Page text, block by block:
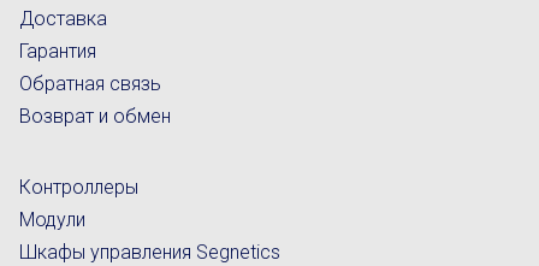
Доставка
Гарантия
Обратная связь
Возврат и обмен
Контроллеры
Модули
Шкафы управления Segnetics